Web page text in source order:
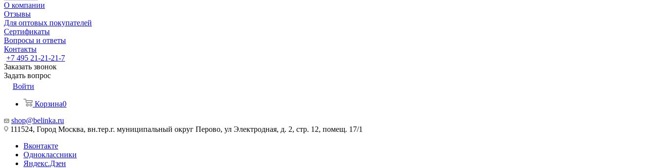
О компании
Отзывы
Для оптовых покупателей
Сертификаты
Вопросы и ответы
Контакты
+7 495 21-21-21-7
Заказать звонок
Задать вопрос
Войти
Корзина0
shop@belinka.ru
111524, Город Москва, вн.тер.г. муниципальный округ Перово, ул Электродная, д. 2, стр. 12, помещ. 17/1
Вконтакте
Одноклассники
Яндекс.Дзен